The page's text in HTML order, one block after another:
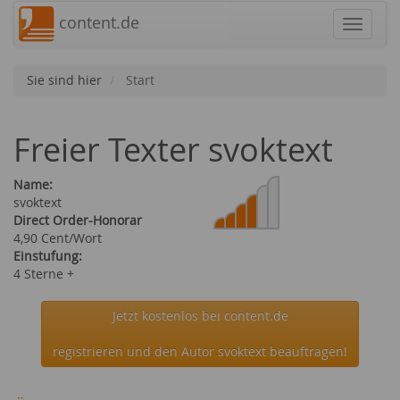
content.de
Sie sind hier Start
Freier Texter svoktext
Name:
svoktext
Direct Order-Honorar
4,90 Cent/Wort
Einstufung:
4 Sterne +
Jetzt kostenlos bei content.de
registrieren und den Autor svoktext beauftragen!